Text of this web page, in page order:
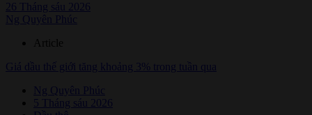
26 Tháng sáu 2026
Ng Quyên Phúc
Article
Giá dầu thế giới tăng khoảng 3% trong tuần qua
Ng Quyên Phúc
5 Tháng sáu 2026